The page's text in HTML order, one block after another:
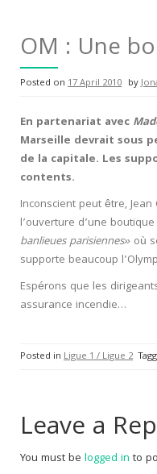
OM : Une
Posted on 17 April 2010 by
En partenariat avec
Marseille devrait sous
de la capitale. Les
contents.
Inconscient peut être,
l’ouverture d’une
banlieues parisiennes» où
supporte beaucoup
Espérons que les
assurance incendie…
Posted in Ligue 1 / Ligue 2
Leave a
You must be logged in to